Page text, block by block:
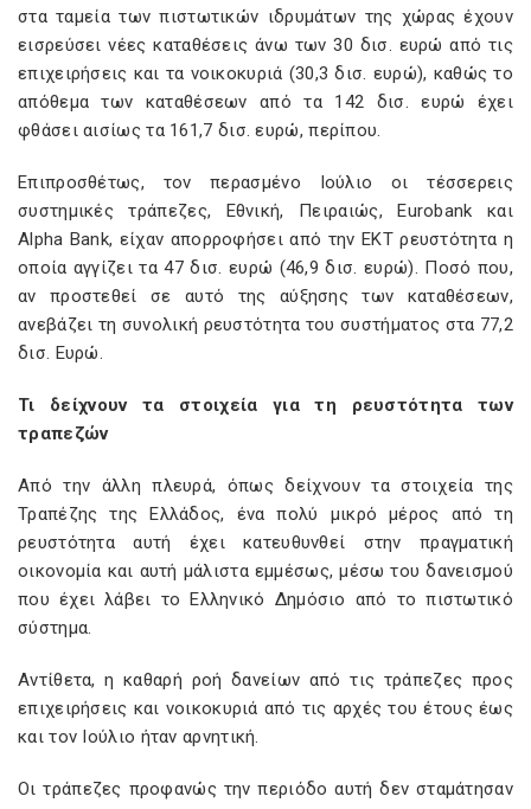
στα ταμεία των πιστωτικών ιδρυμάτων της χώρας έχουν
εισρεύσει νέες καταθέσεις άνω των 30 δισ. ευρώ από τις
επιχειρήσεις και τα νοικοκυριά (30,3 δισ. ευρώ), καθώς το
απόθεμα των καταθέσεων από τα 142 δισ. ευρώ έχει
φθάσει αισίως τα 161,7 δισ. ευρώ, περίπου.
Επιπροσθέτως, τον περασμένο Ιούλιο οι τέσσερεις
συστημικές τράπεζες, Εθνική, Πειραιώς, Εurobank και
Αlpha Bank, είχαν απορροφήσει από την ΕΚΤ ρευστότητα η
οποία αγγίζει τα 47 δισ. ευρώ (46,9 δισ. ευρώ). Ποσό που,
αν προστεθεί σε αυτό της αύξησης των καταθέσεων,
ανεβάζει τη συνολική ρευστότητα του συστήματος στα 77,2
δισ. Ευρώ.
Τι δείχνουν τα στοιχεία για τη ρευστότητα των
τραπεζών
Από την άλλη πλευρά, όπως δείχνουν τα στοιχεία της
Τραπέζης της Ελλάδος, ένα πολύ μικρό μέρος από τη
ρευστότητα αυτή έχει κατευθυνθεί στην πραγματική
οικονομία και αυτή μάλιστα εμμέσως, μέσω του δανεισμού
που έχει λάβει το Ελληνικό Δημόσιο από το πιστωτικό
σύστημα.
Αντίθετα, η καθαρή ροή δανείων από τις τράπεζες προς
επιχειρήσεις και νοικοκυριά από τις αρχές του έτους έως
και τον Ιούλιο ήταν αρνητική.
Οι τράπεζες προφανώς την περιόδο αυτή δεν σταμάτησαν